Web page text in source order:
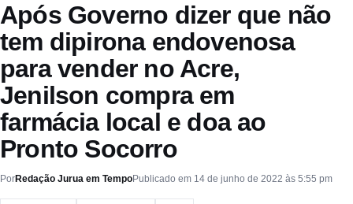
Após Governo dizer que não
tem dipirona endovenosa
para vender no Acre,
Jenilson compra em
farmácia local e doa ao
Pronto Socorro
PorRedação Jurua em TempoPublicado em 14 de junho de 2022 às 5:55 pm